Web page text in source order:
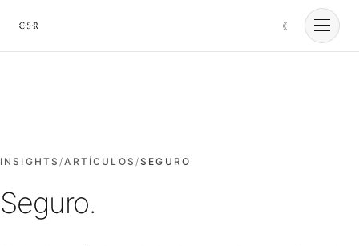
Cursorio
☾
Cursorio Manager
Herramientas
INSIGHTS/ARTÍCULOS /SEGURO
Seguro.